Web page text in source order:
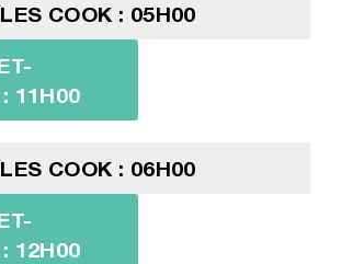
COOK : 05H00
11H00
COOK : 06H00
12H00